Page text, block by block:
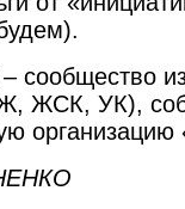
сообщество
ЖСК, УК),
организацию